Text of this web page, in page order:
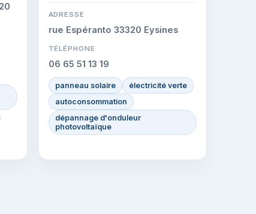
ADRESSE
rue Espéranto 33320 Eysines
TÉLÉPHONE
06 65 51 13 19
panneau solaire
électricité verte
autoconsommation
dépannage d'onduleur
photovoltaïque